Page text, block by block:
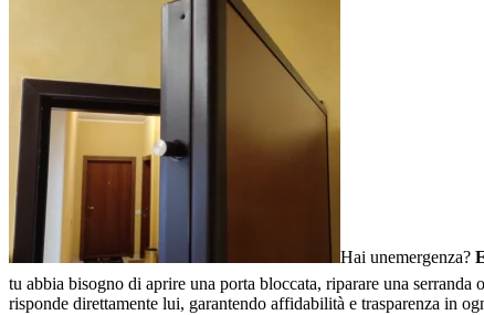
Hai unemergenza?
tu abbia bisogno di aprire una porta bloccata, riparare una
risponde direttamente lui, garantendo affidabilità e trasparenza in